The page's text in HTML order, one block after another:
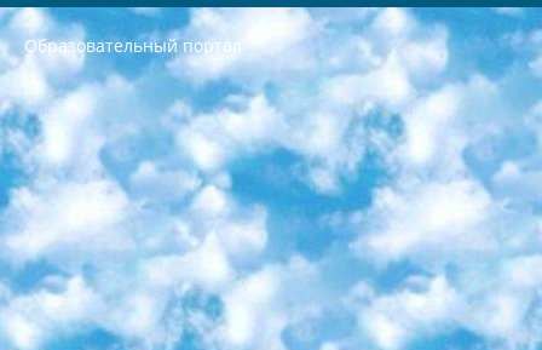
Образовательный портал
РЕСПУБЛИКА УЗБЕКИСТАН МИНИСТРЕРСТВО ДОШКОЛЬНОГО И ШКОЛЬНОГО ОБРАЗОВАНИЯ КОМАНДА в общеобразовательных учреждениях в 2023-2024 учебном году организация и проведение итоговой государственной аттестации обучающихся о Министра дошкольного и школьного образования Республики Узбекистан от 4 марта 2008 года (постановлением Минюста от 20 марта 2008 года № 1778 государственной регистрации) «Итоговое состояние учащихся общего среднего образования на основании положения об утверждении положения об аттестации общего среднего образования выпускной экзамен студентов в образовательных учреждениях в 2023-2024 учебном году В целях организации и прохождения аттестации приказываю: 1. Следующее: перечень предметов, по которым будет проводиться итоговая государственная аттестация и экзамен формы перевода согласно приложению 1; сертификаты международного образца, оценивающие уровень владения иностранными языками перечень согласно приложению 2; 2. Педагогический при специализированных образовательных учреждениях. научно-практический центр квалификации и международной оценки (Д.Давидова) 2024 г. До 25 марта: задания по предметам, по которым будет проводиться итоговая аттестация разработка и утверждение технических условий; итоговая аттестация на основании разработанного предметного задания разработка вопросов по предметам (устно и письменно), экзамен передача; общеобразовательные средние школы и специальные учебные заведения учащиеся выпускных классов школ и интернатов в агентской системе подготовка базы данных экзаменационных материалов и критериев оценки; перевод базы экзаменационных материалов на все языки обучения подать в Республиканский образовательный центр для изготовления; варианты экзаменов на основе разработанных контрольных материалов пусть будут поставлены задачи формирования. 3. Республиканский образовательный центр (Ш.Худайкулов) до 5 апреля 2024 года. до: база данных предоставленных экзаменационных материалов на все языки обучения перевод и экспертиза; для слепых, слабовидящих, глухих, слабослышащих и умственно отсталых детей учащиеся выпускных классов специализированных школ и школ-интернатов база данных экзаменационных материалов на всех преподаваемых языках подготовка критериев оценки; специализированные школы для умственно отсталых детей и технологии для учащихся выпускных классов школ-интернатов разработка соответствующих рекомендаций и критериев проведения ЕГЭ по естествознанию давать задания. 4. Педагогический при специализированных образовательных учреждениях. Научно-практический центр навыков и международной оценки (Д.Давидова), Республика образовательный центр (Худайкулов Ш.) итоговый государственный аттестационный экзамен ориентирован на творческое и логическое мышление при подготовке базы материалов учитывать введение заданий. 5. Следует отметить, что: сертификат государственного образца о знании общеобразовательного предмета и как минимум национальный уровень B1 по предметам на иностранных языках, указанным в Приложении 2. или международно признанный сертификат эквивалентного уровня студенты, изучающие определенный предмет, освобождаются от экзамена; по соответствующим предметам запланирована итоговая государственная аттестация за день до дня, путем жеребьевки Рабочей группой (в письменной форме по предметам, проводимым в форме) из числа сформированных вариантов выбрано 2 варианта; 2 выбранных варианта экзамена анонсированы на официальном сайте министерства и все выпускники по всей стране на основе этих вариантов проводит итоговую государственную аттестацию. 6. Государственное образование учащихся средних общеобразовательных учреждений. знания в соответствии с квалификационными требованиями, которые необходимо приобрести на основании стандартов итоговый (выпускной) контроль для 9 и 11 классов в целях тестирования Экзамены (далее – экзамены) состоят из предметов, перечисленных в приложении 1. будет сделано. 7. Экзамены пройдут с 26 мая по 15 июня 2024 г. (кроме науки физического воспитания). 8. Физическая для учащихся 9 классов общесредних образовательных учреждений. Экзамены по предмету «Образование, квалификация медицина» 1-6 мая 2024 года. сотрудники перевести под присмотр (с отклонениями в физическом или умственном развитии) специализированная школа для детей, школы-интернаты и со сколиозом школы-интернаты санаторного типа для больных детей исключены). 9. Он был слепым, слабовидящим и имел нарушения опорно-двигательного аппарата. экзамены в специализированных школах и интернатах для детей должны проводиться исходя из требований, предъявляемых к общеобразовательным учреждениям (физкультура кроме науки). 10. Специализированная школа для глухих и слабослышащих детей. и экзамены в интернатах и быть реализован в виде письменного теста по математике. 11. Специальность для умственно отсталых детей. Для 9 класса Родной язык и литературное письмо Государственный язык (язык обучения – узбекский). для неклассов) написано Математическое письмо Письменная/устная история Узбекистана Физическое воспитание практично Итоговый контроль Для 11 класса Написание родного языка и литературы (эссе) Математическое письмо Узбекский язык (обучение на узбекском языке) не посещающее общее среднее образование для учреждений)/Образовательное учреждение выбор письменный и устный Иностранный язык письменный/устный Письменная/устная история Узбекистана *По выбору студента:  Химия  Физика  Основы государственного права  География 10 бесплатных образовательных ресурсов - Мы составили подборку онлайн-проектов с интерактивными упражнениями, видеолекциями и статьями. Они помогут вам обрести новые и освежить старые знания бесплатно. 1. «ИНТУИТ» Старейшая образовательная площадка Рунета. Здесь вы найдёте сотни текстовых и видеокурсов на десятки различных тем — от программирования до психологии. Многие курсы подготовлены российскими университетами и крупными международными компаниями вроде Intel и Microsoft. Самостоятельное обучение бесплатное, но желающие могут оплатить услуги персональных наставников. 2. «Смартия» знакомит с актуальными профессиями и подсказывает, как им обучаться. Выбрав заинтересовавшую вас специальность — SMM-специалист, фотограф, веб-дизайнер или другую, — увидите список необходимых для неё умений. Чтобы вы могли освоить их самостоятельно, для каждого умения площадка отображает подборку ссылок на учебные материалы. Хотя «Смартия» ориентируется на русскоязычную аудиторию, часть контента всё же доступна только на английском. 3. «Лекторий Физтеха» Проект Московского физико-технического института (Физтеха). С его помощью вы можете смотреть онлайн серии лекций, записанные на видео в этом вузе. В числе доступных предметов — физика, биология, химия, информационные технологии и другие. К некоторым лекциям администрация ресурса прилагает готовые конспекты, которые можно скачивать в PDF-формате. 4. ITMOcourses Онлайн-площадка Санкт-Петербургского национального исследовательского университета информационных технологий, механики и оптики (ИТМО). Ресурс предоставляет свободный доступ к курсам, разработанным в этом вузе. Каталог материалов разбит на четыре категории: «Оптические системы и технологии», «Приборостроение и робототехника», «Информационные технологии» и «Биотехнологии». Курсы состоят из видеолекций, интерактивных демонстраций и заданий. 5. «КиберЛенинка» Электронная научная библиотека открытого доступа. Каталог площадки регулярно обрастает текстами статей из различных научных изданий. Сгруппированные по журналам и рубрикам публикации можно читать онлайн или скачивать целиком в PDF-формате. Проект нацелен на популяризацию науки за счёт открытого доступа к качественной информации. 6. «ПостНаука» На этом ресурсе публикуют подборки видеолекций, составленные экспертами из разных отраслей и объединённые общими темами. Среди них, к примеру, есть серии «Биоинформатика и геномика», «Культура средневековой Скандинавии» и Cinema Studies о теории кино. Каждая подборка лекций — логически связанная история, рассказанная экспертом от первого лица. Кроме того, на сайте появляются научно-образовательные статьи и тесты на разные темы. 7. «Newочём» Команда проекта «Newочём» отбирает самые интересные тексты из англоязычных СМИ и переводит те из них, за которые голосуют участники сообщества «ВКонтакте». По большей части это научно-популярные статьи. Редакторы придумывают лишь заголовки, в остальном содержание переводов соответствует оригиналам. Полные тексты можно читать прямо в социальной сети. 8. InternetUrok Онлайн-база материалов по основным дисциплинам школьной программы. Информация на сайте структурирована по классам, предметам и темам (урокам). Каждый урок состоит из видеолекций и конспектов. Есть также интерактивные тренажёры и тесты для закрепления пройденного материала. Даже если вы давно окончили школу, возможность повторить программу старших классов всегда может пригодиться. 9. Edutainme Ещё один ресурс об образовании. В отличие от Newtonew, как мне кажется, Edutainme больше ориентируется на представителей индустрии: педагогов, предпринимателей, разработчиков образовательных проектов. Но и любой, кто просто стремится к саморазвитию, найдёт на сайте много полезного и интересного для себя. Например, информацию о новых курсах и образовательных сервисах. 10. Newtonew Онлайн-медиа об образовании и обучении в широком смысле. Авторы Newtonew пишут об инструментах, заведениях, тактиках и стратегиях, которые помогают учить других и получать новые знания самостоятельно. На этой площадке вы найдёте новости, обзоры, аналитические мат